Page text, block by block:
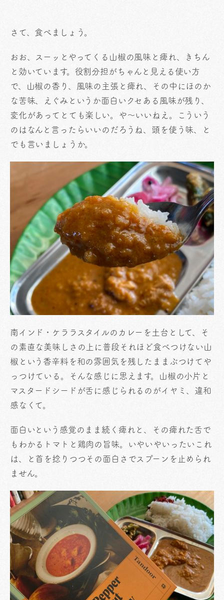
さて、食べましょう。
おお、スーッとやってくる山椒の風味と痺れ、きちん
と効いています。役割分担がちゃんと見える使い方
で、山椒の香り、風味の主張と痺れ、その中にほのか
な苦味、えぐみというか面白いクセある風味が残り、
変化があってとても楽しい。や〜いいねえ。こういう
のはなんと言ったらいいのだろうね、頭を使う味、と
でも言いましょうか。
南インド・ケララスタイルのカレーを土台として、そ
の素直な美味しさの上に普段それほど食べつけない山
椒という香辛料を和の雰囲気を残したままぶつけてや
っつけている。そんな感じに思えます。山椒の小片と
マスタードシードが舌に感じられるのがイヤミ、違和
感なくて。
面白いという感覚のまま続く痺れと、その痺れた舌で
もわかるトマトと鶏肉の旨味。いやいやいったいこれ
は、と首を捻りつつその面白さでスプーンを止められ
ません。